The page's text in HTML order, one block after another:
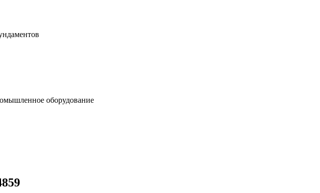
оборудование